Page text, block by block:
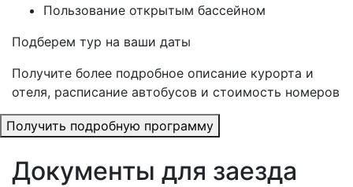
Пользование открытым бассейном
Подберем тур на ваши даты
Получите более подробное описание курорта и
отеля, расписание автобусов и стоимость номеров
Получить подробную программу
Документы для заезда